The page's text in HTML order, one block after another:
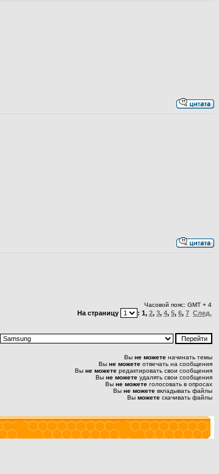
Часовой пояс: GMT + 4
На страницу : 1, 2, 3, 4, 5, 6, 7 След.
Вы не можете начинать темы
Вы не можете отвечать на сообщения
Вы не можете редактировать свои сообщения
Вы не можете удалять свои сообщения
Вы не можете голосовать в опросах
Вы не можете вкладывать файлы
Вы можете скачивать файлы